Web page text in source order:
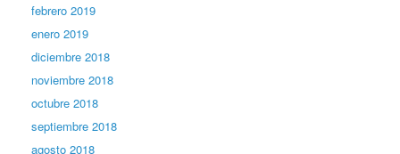
febrero 2019
enero 2019
diciembre 2018
noviembre 2018
octubre 2018
septiembre 2018
agosto 2018